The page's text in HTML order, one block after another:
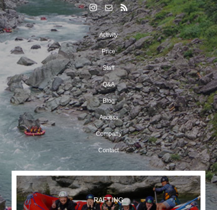
Activity
Price
Staff
Q&A
Blog
Access
Company
Contact
RAFTING